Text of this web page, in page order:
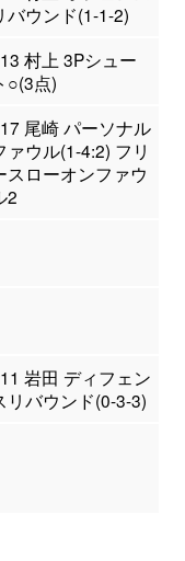
バウンド(1-1-2)
村上 3Pシュー
○(3点)
尾崎 パーソナル
ァウル(1-4:2) フリ
スローオンファウ
2
岩田 ディフェン
リバウンド(0-3-3)